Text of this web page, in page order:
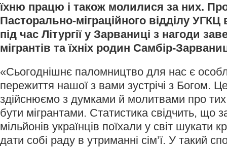
їхню працю і також молилися за них.
Пасторально-міграційного відділу
під час Літургії у Зарваниці з нагоди
мігрантів та їхніх родин Самбір-
«Сьогоднішнє паломництво для нас є
пережиття нашої з вами зустрічі з Богом.
здійснюємо з думками й молитвами про
бути мігрантами. Статистика свідчить, що
мільйонів українців поїхали у світ шукати
дати собі раду в утриманні сім’ї. У такий